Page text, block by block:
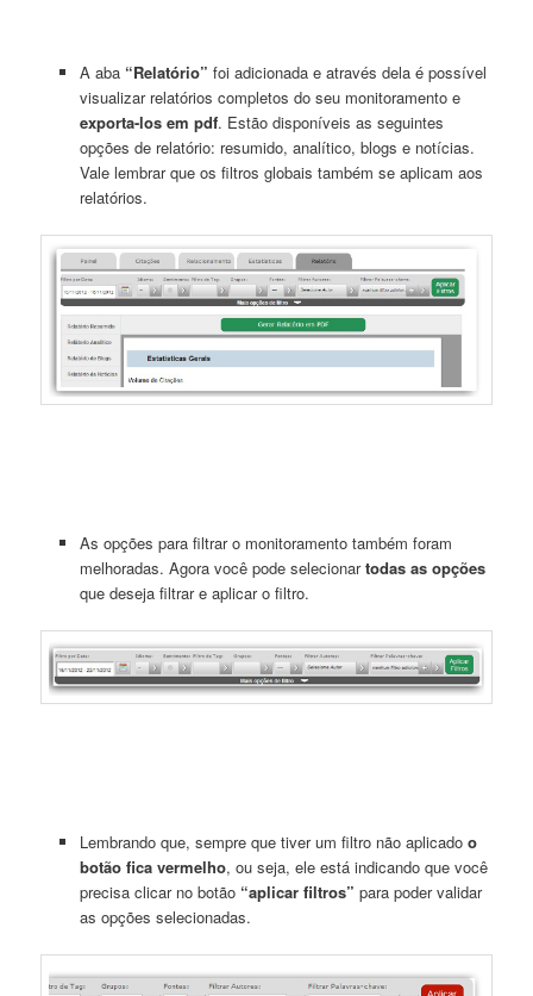
A aba “Relatório” foi adicionada e através dela é possível
visualizar relatórios completos do seu monitoramento e
exporta-los em pdf. Estão disponíveis as seguintes
opções de relatório: resumido, analítico, blogs e notícias.
Vale lembrar que os filtros globais também se aplicam aos
relatórios.
As opções para filtrar o monitoramento também foram
melhoradas. Agora você pode selecionartodas as opções
que deseja filtrar e aplicar o filtro.
Lembrando que, sempre que tiver um filtro não aplicado o
botão fica vermelho, ou seja, ele está indicando que você
precisa clicar no botão “aplicar filtros” para poder validar
as opções selecionadas.